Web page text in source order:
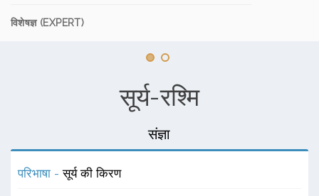
विशेषज्ञ (EXPERT)
सूर्य-रश्मि
संज्ञा
परिभाषा -सूर्य की किरण